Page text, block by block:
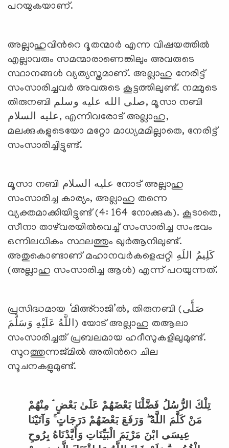
പറയുകയാണ്.
അല്ലാഹുവിന്‍റെ ദൂതന്മാര്‍ എന്ന വിഷയത്തില്‍
എല്ലാവരും സമന്മാരാണെങ്കിലും അവരുടെ
സ്ഥാനങ്ങള്‍ വ്യത്യസ്തമാണ്. അല്ലാഹു നേരിട്ട്
സംസാരിച്ചവര്‍ അവരുടെ കൂട്ടത്തിലുണ്ട്. നമ്മുടെ
തിരുനബി صلى الله عليه وسلم, മൂസാ നബി
عليه السلام, എന്നിവരോട് അല്ലാഹു,
മലക്കുകളുടെയോ മറ്റോ മാധ്യമമില്ലാതെ, നേരിട്ട്
സംസാരിച്ചിട്ടുണ്ട്.
മൂസാ നബി عليه السلام നോട് അല്ലാഹു
സംസാരിച്ച കാര്യം, അല്ലാഹു തന്നെ
വ്യക്തമാക്കിയിട്ടുണ്ട് (4: 164 നോക്കുക). കൂടാതെ,
സീനാ താഴ്‌വരയില്‍വെച്ച് സംസാരിച്ച സംഭവം
ഒന്നിലധികം സ്ഥലത്തും ഖുര്‍ആനിലുണ്ട്.
അതുകൊണ്ടാണ് മഹാനവര്‍കളെപ്പറ്റി كَلِيمُ اللَهِ
(അല്ലാഹു സംസാരിച്ച ആള്‍) എന്ന് പറയുന്നത്.
പ്രസിദ്ധമായ ‘മിഅ്‌റാജി’ല്‍, തിരുനബി (صَلَّى
اللَّهُ عَلَيْهِ وَسَلَّمَ) യോട് അല്ലാഹു തആലാ
സംസാരിച്ചത് പ്രബലമായ ഹദീസുകളിലുമുണ്ട്.
സൂറത്തുന്നജ്മില്‍ അതിന്‍റെ ചില
സൂചനകളുമുണ്ട്.
تِلْكَ الرُّسُلُ فَضَّلْنَا بَعْضَهُمْ عَلَىٰ بَعْضٍ ۘ مِنْهُمْ
مَنْ كَلَّمَ اللَّهُ ۖ وَرَفَعَ بَعْضَهُمْ دَرَجَاتٍ ۚ وَآتَيْنَا
عِيسَى ابْنَ مَرْيَمَ الْبَيِّنَاتِ وَأَيَّدْنَاهُ بِرُوحِ